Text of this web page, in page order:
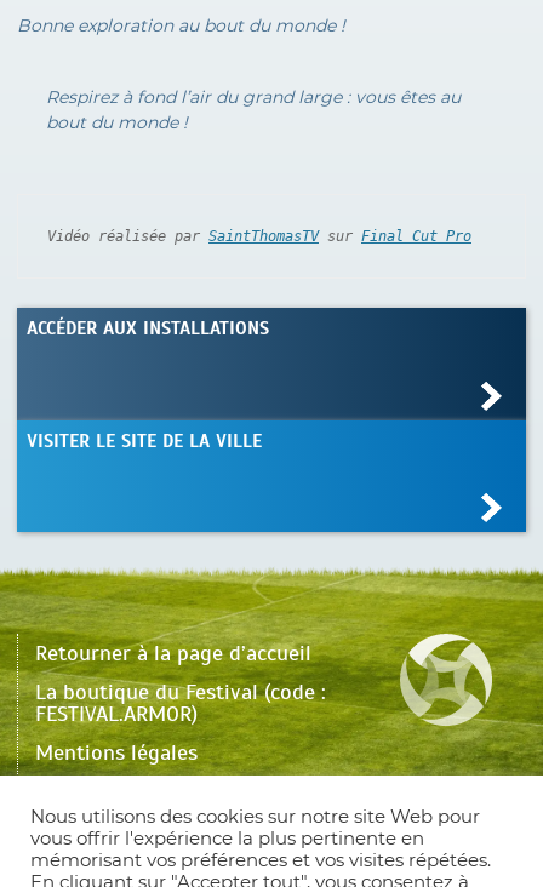
Bonne exploration au bout du monde !
Respirez à fond l’air du grand large : vous êtes au
bout du monde !
Vidéo réalisée par SaintThomasTV sur Final Cut Pro
ACCÉDER AUX INSTALLATIONS
VISITER LE SITE DE LA VILLE
Retourner à la page d’accueil
La boutique du Festival (code :
FESTIVAL.ARMOR)
Mentions légales
Plan du site
English version
Nous utilisons des cookies sur notre site Web pour
vous offrir l'expérience la plus pertinente en
mémorisant vos préférences et vos visites répétées.
En cliquant sur "Accepter tout", vous consentez à